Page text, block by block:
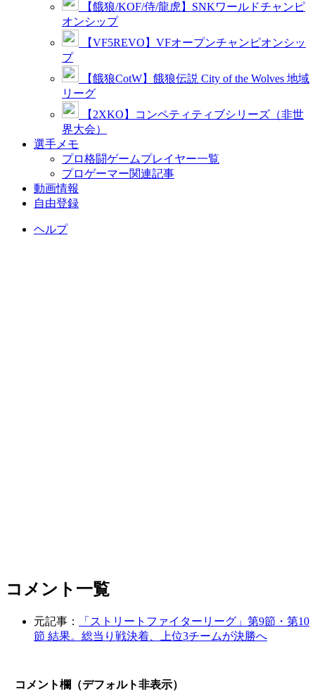
【餓狼/KOF/侍/龍虎】SNKワールドチャンピ
オンシップ
【VF5REVO】VFオープンチャンピオンシッ
プ
【餓狼CotW】餓狼伝説 City of the Wolves 地域
リーグ
【2XKO】コンペティティブシリーズ（非世
界大会）
選手メモ
プロ格闘ゲームプレイヤー一覧
プロゲーマー関連記事
動画情報
自由登録
ヘルプ
コメント一覧
元記事：
「ストリートファイターリーグ」第9節・第10
節 結果。総当り戦決着、上位3チームが決勝へ
コメント欄（デフォルト非表示）